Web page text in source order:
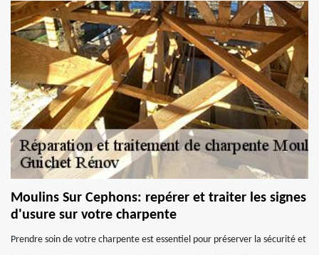
Moulins Sur Cephons: repérer et traiter les signes
d'usure sur votre charpente
Prendre soin de votre charpente est essentiel pour préserver la sécurité et